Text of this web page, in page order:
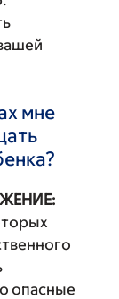
мне
опасные